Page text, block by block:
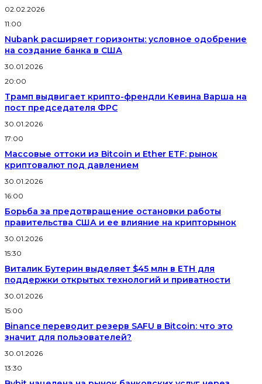
02.02.2026
11:00
Nubank расширяет горизонты: условное одобрение
на создание банка в США
30.01.2026
20:00
Трамп выдвигает крипто-френдли Кевина Варша на
пост председателя ФРС
30.01.2026
17:00
Массовые оттоки из Bitcoin и Ether ETF: рынок
криптовалют под давлением
30.01.2026
16:00
Борьба за предотвращение остановки работы
правительства США и ее влияние на крипторынок
30.01.2026
15:30
Виталик Бутерин выделяет $45 млн в ETH для
поддержки открытых технологий и приватности
30.01.2026
15:00
Binance переводит резерв SAFU в Bitcoin: что это
значит для пользователей?
30.01.2026
13:30